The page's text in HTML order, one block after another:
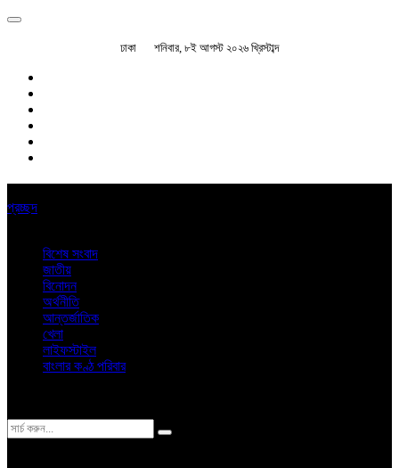
ঢাকা শনিবার, ৮ই আগস্ট ২০২৬ খ্রিস্টাব্দ
প্রচ্ছদ
বিশেষ সংবাদ
জাতীয়
বিনোদন
অর্থনীতি
আন্তর্জাতিক
খেলা
লাইফস্টাইল
বাংলার কণ্ঠ পরিবার